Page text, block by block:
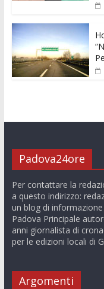
Padova24ore
Per contattare la
a questo indirizzo:
un blog di
Padova Principale
anni giornalista di
per le edizioni locali di
Argomenti